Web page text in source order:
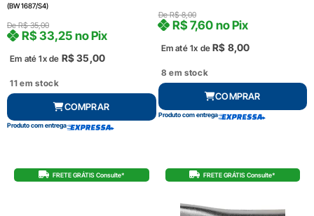
(BW 1687/S4)
DeR$35,00
Em até 1x de R$35,00
R$33,25 no Pix
11 em stock
COMPRAR
Produto com entrega
DeR$8,00
Em até 1x de R$ 8,00
R$7,60 no Pix
8 em stock
COMPRAR
Produto com entrega
FRETE GRÁTIS Consulte* FRETE GRÁTIS Consulte*